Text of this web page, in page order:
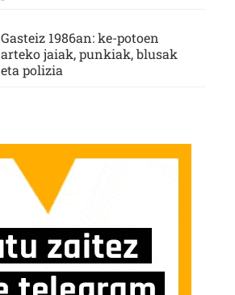
Gasteiz 1986an: ke-potoen
arteko jaiak, punkiak, blusak
eta polizia